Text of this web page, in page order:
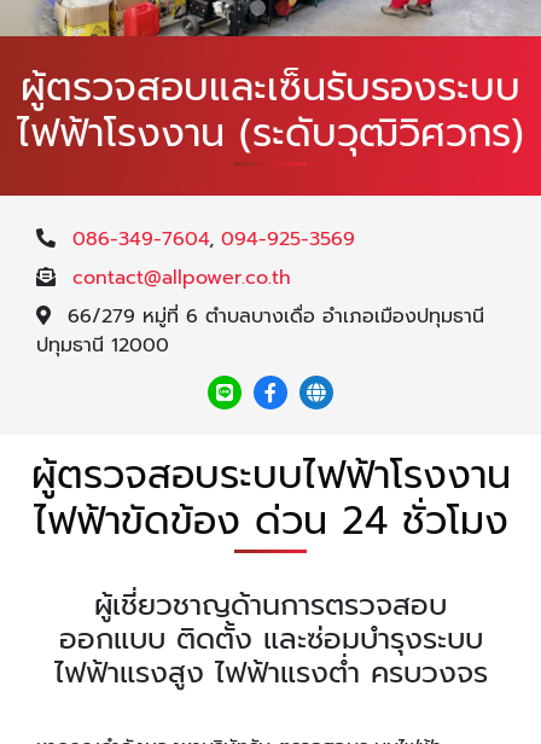
ผู้ตรวจสอบและเซ็นรับรองระบบ
ไฟฟ้าโรงงาน (ระดับวุฒิวิศวกร)
086-349-7604, 094-925-3569
contact@allpower.co.th
66/279 หมู่ที่ 6 ตำบลบางเดื่อ อำเภอเมืองปทุมธานี
ปทุมธานี 12000
ผู้ตรวจสอบระบบไฟฟ้าโรงงาน
ไฟฟ้าขัดข้อง ด่วน 24 ชั่วโมง
ผู้เชี่ยวชาญด้านการตรวจสอบ
ออกแบบ ติดตั้ง และซ่อมบำรุงระบบ
ไฟฟ้าแรงสูง ไฟฟ้าแรงต่ำ ครบวงจร